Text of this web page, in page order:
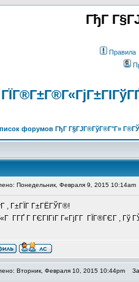
ГђГ
Правила
форумов ГђГ Г§ГЈГ®ГўГ®Г°Г»
Понедельник, Февраля 9, 2015 10:14am
, Г±ГЇГ Г±ГЁГЎГ®!
Г­ГҐ Г ГЄГІГіГ Г«ГјГ­Г ГЇГ®ГЄГ ,
Вторник, Февраля 10, 2015 10:44pm